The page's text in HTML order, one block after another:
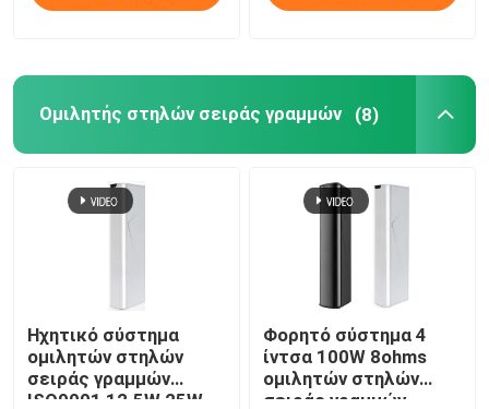
Ομιλητής στηλών σειράς γραμμών (8)
Ηχητικό σύστημα
ομιλητών στηλών
σειράς γραμμών
ISO9001 12.5W 25W
Φορητό σύστημα 4
ίντσα 100W 8ohms
ομιλητών στηλών
σειράς γραμμών